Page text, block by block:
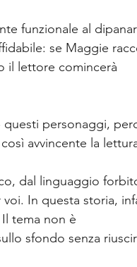
funzionale al
se Maggie
il lettore comincerà
personaggi,
avvincente la
dal linguaggio
In questa storia,
tema non è
sfondo senza